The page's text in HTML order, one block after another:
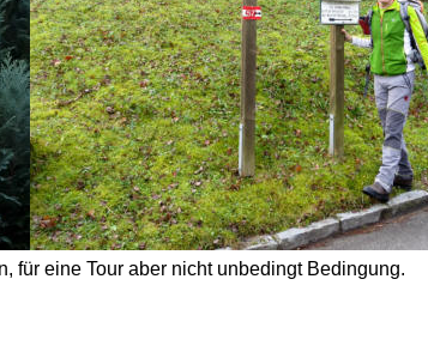
für eine Tour aber nicht unbedingt Bedingung.